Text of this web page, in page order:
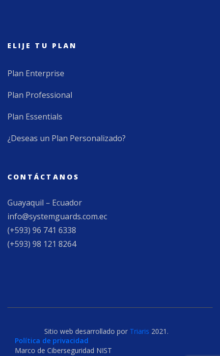
ELIJE TU PLAN
Plan Enterprise
Plan Professional
Plan Essentials
¿Deseas un Plan Personalizado?
CONTÁCTANOS
Guayaquil – Ecuador
info@systemguards.com.ec
(+593) 96 741 6338
(+593) 98 121 8264
Sitio web desarrollado por Triaris 2021.
Política de privacidad
Marco de Ciberseguridad NIST